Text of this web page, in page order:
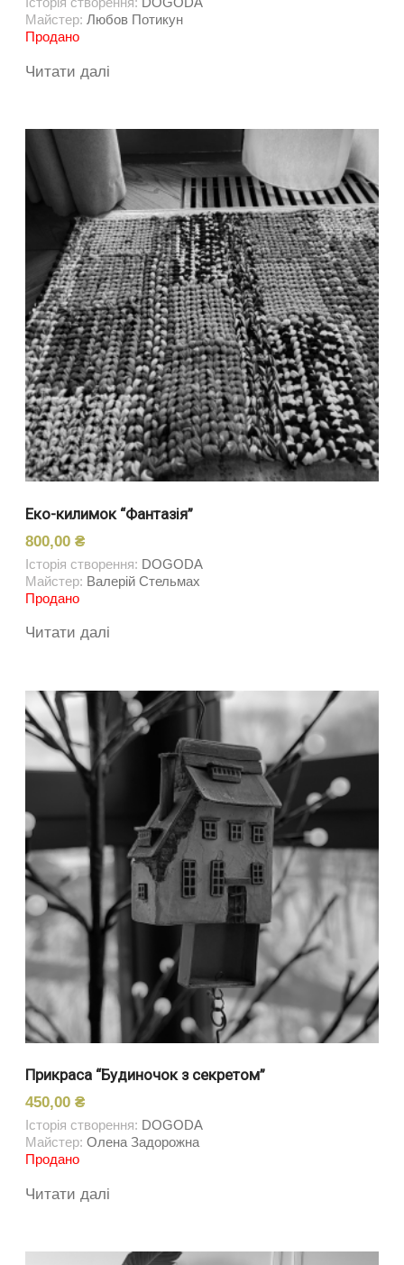
Майстер: Любов Потикун
Продано
Читати далі
Еко-килимок “Фантазія”
800,00₴
Історія створення: DOGODA
Майстер: Валерій Стельмах
Продано
Читати далі
Прикраса “Будиночок з секретом”
450,00₴
Історія створення: DOGODA
Майстер: Олена Задорожна
Продано
Читати далі